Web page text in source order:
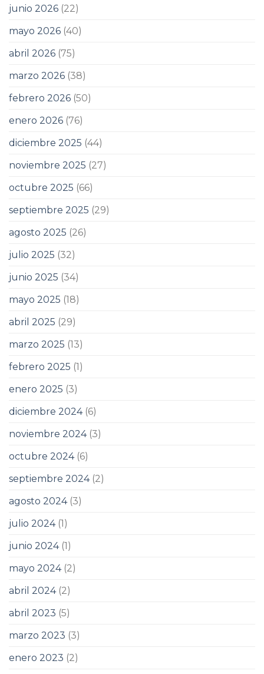
junio 2026 (22)
mayo 2026 (40)
abril 2026 (75)
marzo 2026 (38)
febrero 2026 (50)
enero 2026 (76)
diciembre 2025 (44)
noviembre 2025 (27)
octubre 2025 (66)
septiembre 2025 (29)
agosto 2025 (26)
julio 2025 (32)
junio 2025 (34)
mayo 2025 (18)
abril 2025 (29)
marzo 2025 (13)
febrero 2025 (1)
enero 2025 (3)
diciembre 2024(6)
noviembre 2024(3)
octubre 2024(6)
septiembre 2024(2)
agosto 2024(3)
julio 2024(1)
junio 2024(1)
mayo 2024(2)
abril 2024(2)
abril 2023 (5)
marzo 2023 (3)
enero 2023 (2)